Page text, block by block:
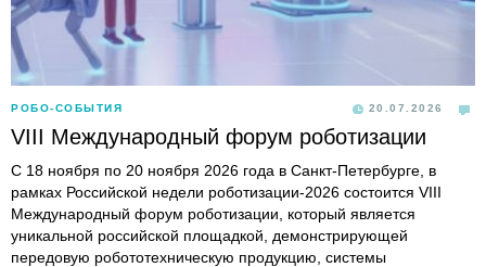
РОБО-СОБЫТИЯ 20.07.2026
VIII Международный форум роботизации
С 18 ноября по 20 ноября 2026 года в Санкт-Петербурге, в
рамках Российской недели роботизации-2026 состоится VIII
Международный форум роботизации, который является
уникальной российской площадкой, демонстрирующей
передовую робототехническую продукцию, системы